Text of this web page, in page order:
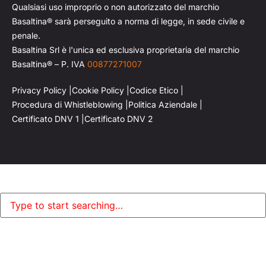
Qualsiasi uso improprio o non autorizzato del marchio
Basaltina® sarà perseguito a norma di legge, in sede civile e
penale.
Basaltina Srl è l'unica ed esclusiva proprietaria del marchio
Basaltina® – P. IVA 00877271007
Privacy Policy | Cookie Policy | Codice Etico |
Procedura di Whistleblowing | Politica Aziendale |
Certificato DNV 1 | Certificato DNV 2